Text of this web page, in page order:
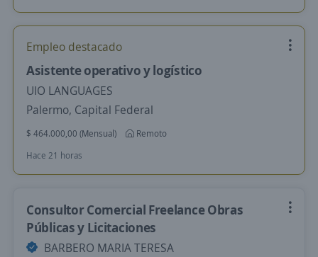
Empleo destacado
Asistente operativo y logístico
UIO LANGUAGES
Palermo, Capital Federal
$ 464.000,00 (Mensual)
Remoto
Hace 21 horas
Consultor Comercial Freelance Obras
Públicas y Licitaciones
BARBERO MARIA TERESA